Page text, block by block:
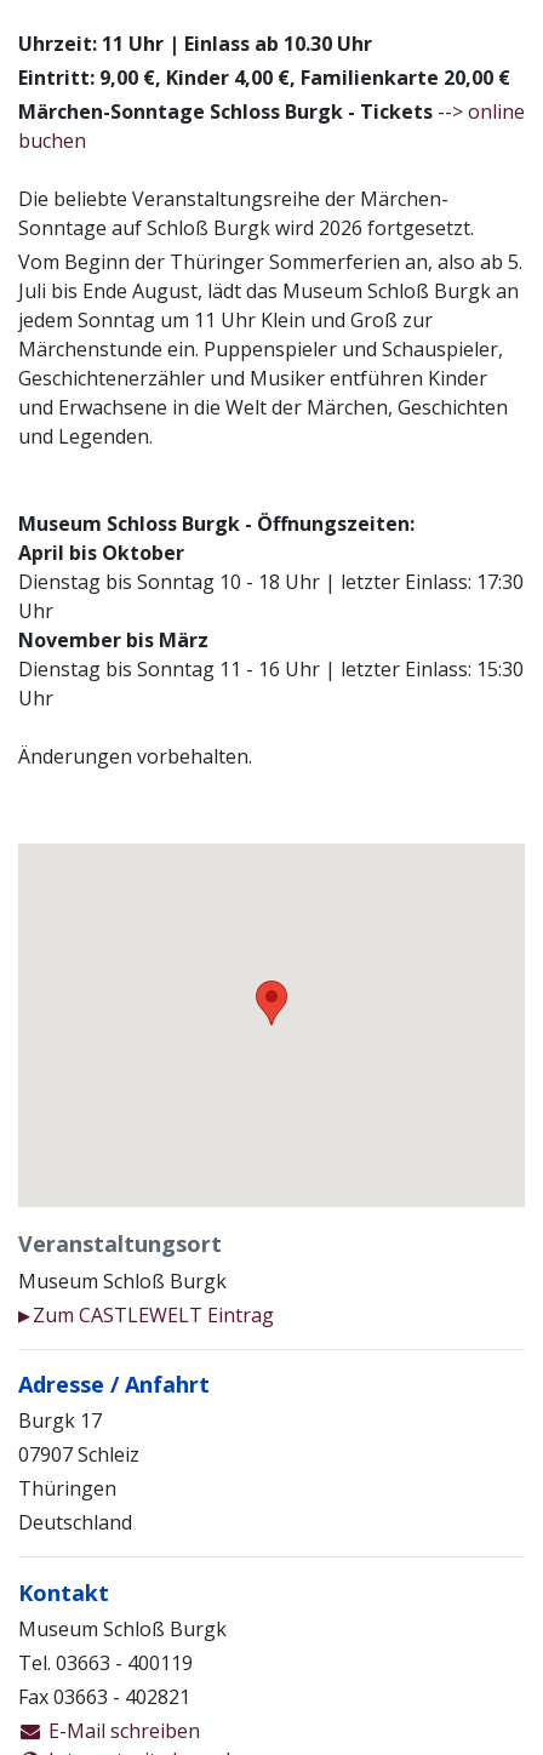
Uhrzeit: 11 Uhr | Einlass ab 10.30 Uhr
Eintritt: 9,00 €, Kinder 4,00 €, Familienkarte 20,00 €
Märchen-Sonntage Schloss Burgk - Tickets --> online
buchen
Die beliebte Veranstaltungsreihe der Märchen-
Sonntage auf Schloß Burgk wird 2026 fortgesetzt.
Vom Beginn der Thüringer Sommerferien an, also ab 5.
Juli bis Ende August, lädt das Museum Schloß Burgk an
jedem Sonntag um 11 Uhr Klein und Groß zur
Märchenstunde ein. Puppenspieler und Schauspieler,
Geschichtenerzähler und Musiker entführen Kinder
und Erwachsene in die Welt der Märchen, Geschichten
und Legenden.
Museum Schloss Burgk - Öffnungszeiten:
April bis Oktober
Dienstag bis Sonntag 10 - 18 Uhr | letzter Einlass: 17:30
Uhr
November bis März
Dienstag bis Sonntag 11 - 16 Uhr | letzter Einlass: 15:30
Uhr
Änderungen vorbehalten.
Veranstaltungsort
Museum Schloß Burgk
▶ Zum CASTLEWELT Eintrag
Adresse / Anfahrt
Burgk 17
07907 Schleiz
Thüringen
Deutschland
Kontakt
Museum Schloß Burgk
Tel. 03663 - 400119
Fax 03663 - 402821
E-Mail schreiben